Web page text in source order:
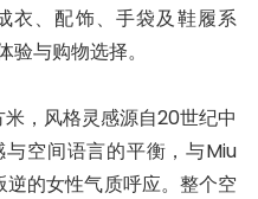
衣、配饰、手袋及鞋履系
与购物选择。
，风格灵感源自20世纪中
空间语言的平衡，与Miu
的女性气质呼应。整个空